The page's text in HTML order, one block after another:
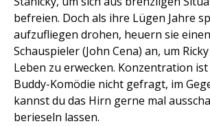
befreien. Doch als ihre Lügen Jahre
aufzufliegen drohen, heuern sie
Schauspieler (John Cena) an, um
Leben zu erwecken. Konzentration
Buddy-Komödie nicht gefragt, im
kannst du das Hirn gerne mal
berieseln lassen.